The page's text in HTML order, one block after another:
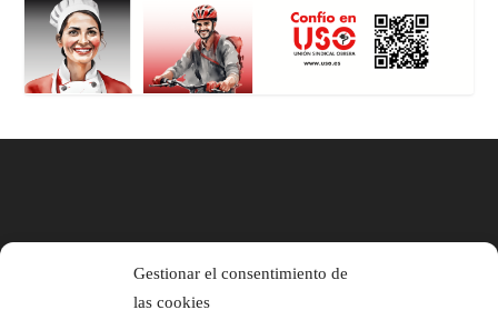
Gestionar el consentimiento de
las cookies